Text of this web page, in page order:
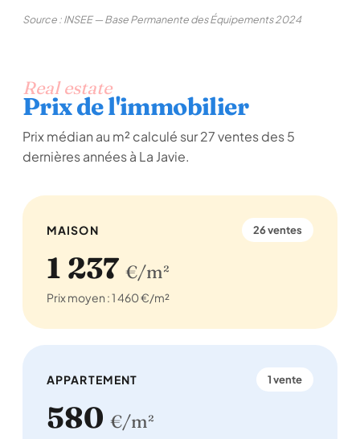
Source : INSEE — Base Permanente des Équipements 2024
Real estate
Prix de l'immobilier
Prix médian au m² calculé sur 27 ventes des 5
dernières années à La Javie.
MAISON 26 ventes
1 237 €/m²
Prix moyen : 1 460 €/m²
APPARTEMENT 1 vente
580 €/m²